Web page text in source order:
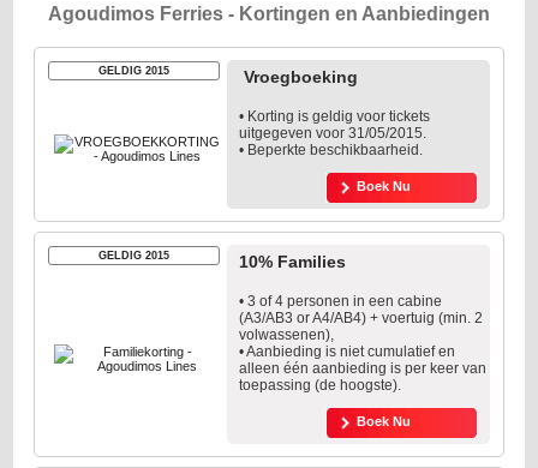
Agoudimos Ferries - Kortingen en Aanbiedingen
GELDIG 2015 Vroegboeking
• Korting is geldig voor tickets
uitgegeven voor 31/05/2015.
• Beperkte beschikbaarheid.
Boek Nu
GELDIG 2015 10% Families
• 3 of 4 personen in een cabine
(A3/AB3 or A4/AB4) + voertuig (min. 2
volwassenen),
• Aanbieding is niet cumulatief en
alleen één aanbieding is per keer van
toepassing (de hoogste).
Boek Nu